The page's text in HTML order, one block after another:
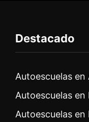
Destacado
Autoescuelas en
Autoescuelas en
Autoescuelas en